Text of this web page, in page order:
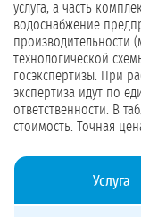
услуга, а часть
водоснабжение
производительности
технологической
госэкспертизы. При
экспертиза идут по
ответственности. В
стоимость. Точная
Услуга